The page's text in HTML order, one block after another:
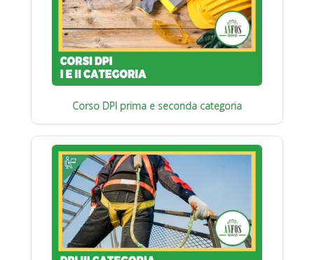
Corso DPI prima e seconda categoria